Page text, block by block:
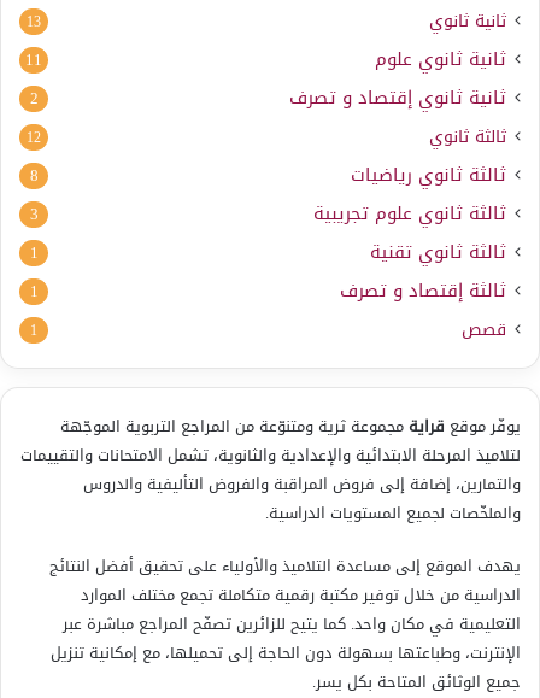
ثانية ثانوي 13
ثانية ثانوي علوم 11
ثانية ثانوي إقتصاد و تصرف 2
ثالثة ثانوي 12
ثالثة ثانوي رياضيات 8
ثالثة ثانوي علوم تجريبية 3
ثالثة ثانوي تقنية 1
ثالثة إقتصاد و تصرف 1
قصص 1
يوفّر موقع قرايةمجموعة ثرية ومتنوّعة من المراجع التربوية الموجّهة
لتلاميذ المرحلة الابتدائية والإعدادية والثانوية، تشمل الامتحانات والتقييمات
والتمارين، إضافة إلى فروض المراقبة والفروض التأليفية والدروس
والملخّصات لجميع المستويات الدراسية.
يهدف الموقع إلى مساعدة التلاميذ والأولياء على تحقيق أفضل النتائج
الدراسية من خلال توفير مكتبة رقمية متكاملة تجمع مختلف الموارد
التعليمية في مكان واحد. كما يتيح للزائرين تصفّح المراجع مباشرة عبر
الإنترنت، وطباعتها بسهولة دون الحاجة إلى تحميلها، مع إمكانية تنزيل
جميع الوثائق المتاحة بكل يسر.